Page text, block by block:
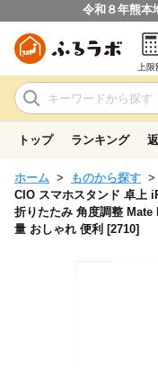
令和８年熊本
上
トップ ランキング
ホーム ものから探す
CIO スマホスタンド 卓上
折りたたみ 角度調整
量 おしゃれ 便利 [2710]